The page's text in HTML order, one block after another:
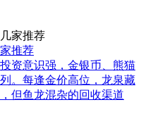
推荐
资意识强，金银币、熊猫
。每逢金价高位，龙泉藏
但鱼龙混杂的回收渠道